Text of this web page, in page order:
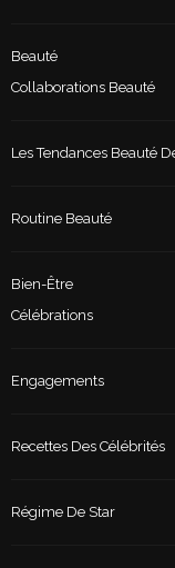
Beauté
Collaborations Beauté
Les Tendances Beauté
Routine Beauté
Bien-Être
Célébrations
Engagements
Recettes Des Célébrités
Régime De Star